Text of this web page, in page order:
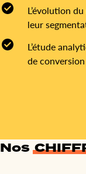
L’évolution
leur
L’étude
de
Nos